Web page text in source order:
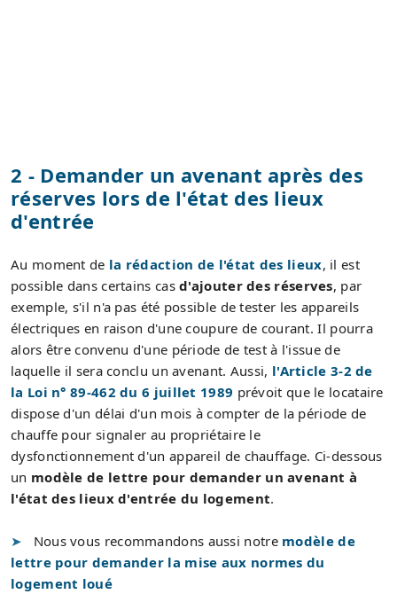
2 - Demander un avenant après des
réserves lors de l'état des lieux
d'entrée
Au moment de la rédaction de l'état des lieux, il est
possible dans certains casd'ajouter des réserves, par
exemple, s'il n'a pas été possible de tester les appareils
électriques en raison d'une coupure de courant. Il pourra
alors être convenu d'une période de test à l'issue de
laquelle il sera conclu un avenant. Aussi, l'Article 3-2 de
la Loi n° 89-462 du 6 juillet 1989 prévoit que le locataire
dispose d'un délai d'un mois à compter de la période de
chauffe pour signaler au propriétaire le
dysfonctionnement d'un appareil de chauffage. Ci-dessous
un modèle de lettre pour demander un avenant à
l'état des lieux d'entrée du logement.
Nous vous recommandons aussi notre modèle de
lettre pour demander la mise aux normes du
logement loué